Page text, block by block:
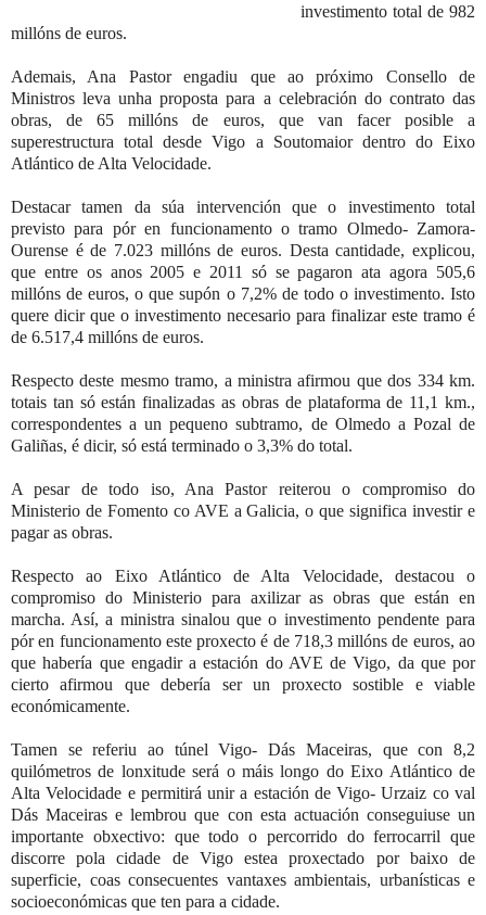
investimento total de 982
millóns de euros.
Ademais, Ana Pastor engadiu que ao próximo Consello de
Ministros leva unha proposta para a celebración do contrato das
obras, de 65 millóns de euros, que van facer posible a
superestructura total desde Vigo a Soutomaior dentro do Eixo
Atlántico de Alta Velocidade.
Destacar tamen da súa intervención que o investimento total
previsto para pór en funcionamento o tramo Olmedo- Zamora-
Ourense é de 7.023 millóns de euros. Desta cantidade, explicou,
que entre os anos 2005 e 2011 só se pagaron ata agora 505,6
millóns de euros, o que supón o 7,2% de todo o investimento. Isto
quere dicir que o investimento necesario para finalizar este tramo é
de 6.517,4 millóns de euros.
Respecto deste mesmo tramo, a ministra afirmou que dos 334 km.
totais tan só están finalizadas as obras de plataforma de 11,1 km.,
correspondentes a un pequeno subtramo, de Olmedo a Pozal de
Galiñas, é dicir, só está terminado o 3,3% do total.
A pesar de todo iso, Ana Pastor reiterou o compromiso do
Ministerio de Fomento co AVE a Galicia, o que significa investir e
pagar as obras.
Respecto ao Eixo Atlántico de Alta Velocidade, destacou o
compromiso do Ministerio para axilizar as obras que están en
marcha. Así, a ministra sinalou que o investimento pendente para
pór en funcionamento este proxecto é de 718,3 millóns de euros, ao
que habería que engadir a estación do AVE de Vigo, da que por
cierto afirmou que debería ser un proxecto sostible e viable
económicamente.
Tamen se referiu ao túnel Vigo- Dás Maceiras, que con 8,2
quilómetros de lonxitude será o máis longo do Eixo Atlántico de
Alta Velocidade e permitirá unir a estación de Vigo- Urzaiz co val
Dás Maceiras e lembrou que con esta actuación conseguiuse un
importante obxectivo: que todo o percorrido do ferrocarril que
discorre pola cidade de Vigo estea proxectado por baixo de
superficie, coas consecuentes vantaxes ambientais, urbanísticas e
socioeconómicas que ten para a cidade.